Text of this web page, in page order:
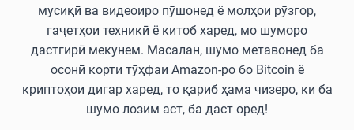
мусиқӣ ва видеоиро пӯшонед ё молҳои рӯзгор,
гаҷетҳои техникӣ ё китоб харед, мо шуморо
дастгирӣ мекунем. Масалан, шумо метавонед ба
осонӣ корти тӯҳфаи Amazon-ро бо Bitcoin ё
криптоҳои дигар харед, то қариб ҳама чизеро, ки ба
шумо лозим аст, ба даст оред!